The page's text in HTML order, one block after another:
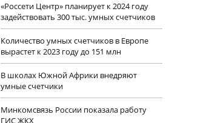
«Россети Центр» планирует к 2024 году
задействовать 300 тыс. умных счетчиков
Количество умных счетчиков в Европе
вырастет к 2023 году до 151 млн
В школах Южной Африки внедряют
умные счетчики
Минкомсвязь России показала работу
ГИС ЖКХ